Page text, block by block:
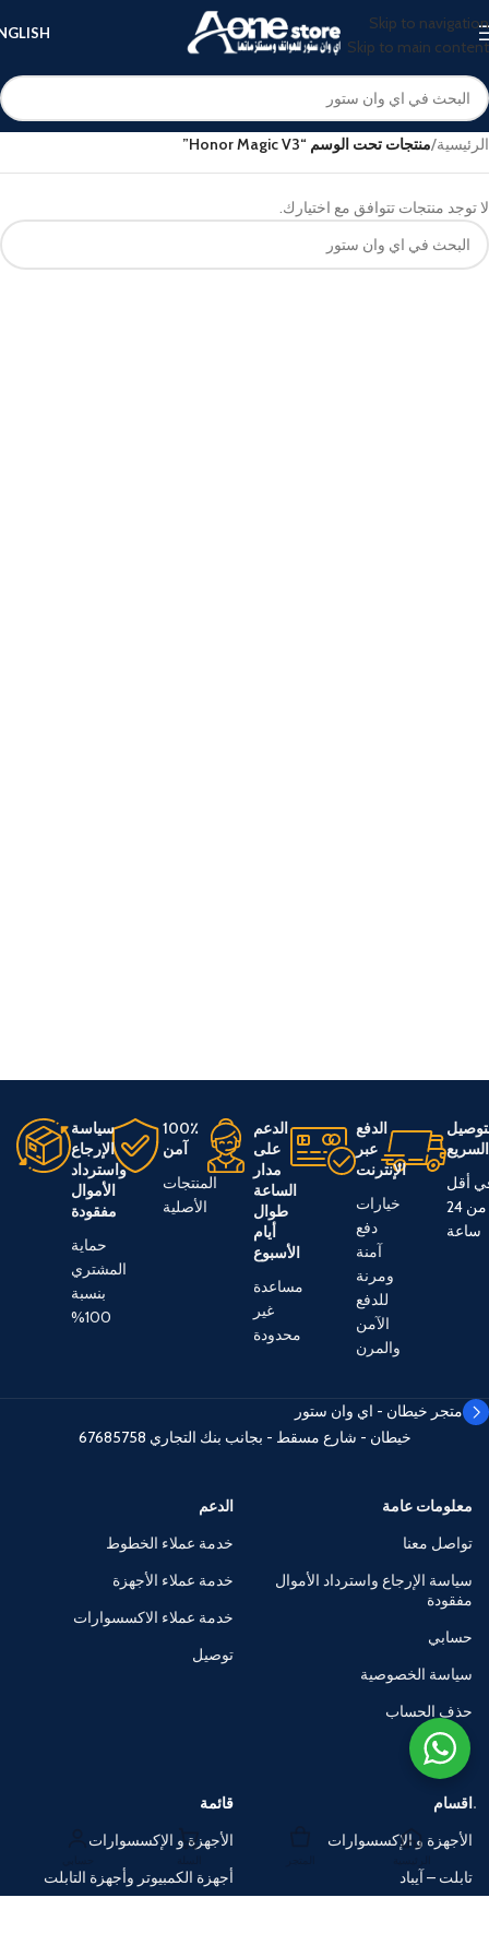
Skip to navigation
Skip to main content
الرئيسية/منتجات تحت الوسم “Honor Magic V3”
لا توجد منتجات تتوافق مع اختيارك.
السريع
أقل
من 24
ساعة
الدفع
عبر
الإنترنت
خيارات
دفع
آمنة
ومرنة
للدفع
الآمن
والمرن
الدعم
على
مدار
الساعة
طوال
أيام
الأسبوع
مساعدة
غير
محدودة
100٪
آمن
المنتجات
الأصلية
سياسة
الإرجاع
واسترداد
الأموال
مفقودة
حماية
المشتري
بنسبة
100%
متجر خيطان - اي وان ستور
خيطان - شارع مسقط - بجانب بنك التجاري 67685758
معلومات عامة
تواصل معنا
سياسة الإرجاع واسترداد الأموال
مفقودة
حسابي
سياسة الخصوصية
حذف الحساب
الدعم
خدمة عملاء الخطوط
خدمة عملاء الأجهزة
خدمة عملاء الاكسسوارات
توصيل
اقسام
الأجهزة و الإكسسوارات
تابلت – آيباد
قائمة
الأجهزة و الإكسسوارات
أجهزة الكمبيوتر وأجهزة التابلت